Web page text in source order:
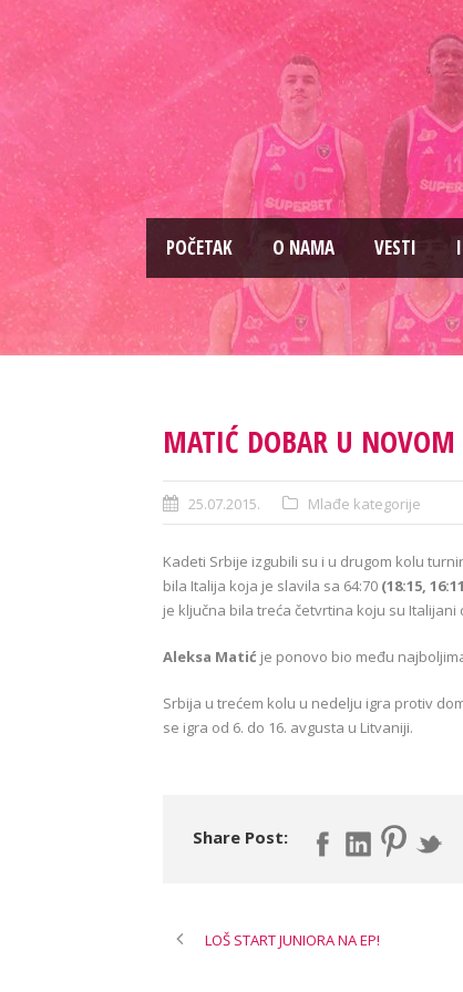
PОČETAK O NAMA VESTI
MATIĆ DOBAR U NOVOM
25.07.2015. Mlađe kategorije
Kadeti Srbije izgubili su i u drugom kolu
bila Italija koja je slavila sa 64:70 (18:15,
je ključna bila treća četvrtina koju su Italijani
Aleksa Matić je ponovo bio među
Srbija u trećem kolu u nedelju igra protiv
se igra od 6. do 16. avgusta u Litvaniji.
Share Post:
LOŠ START JUNIORA NA EP!